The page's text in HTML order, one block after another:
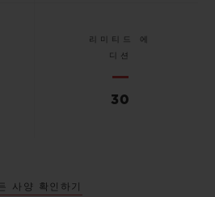
리미티드 에
디션
30
사양 확인하기